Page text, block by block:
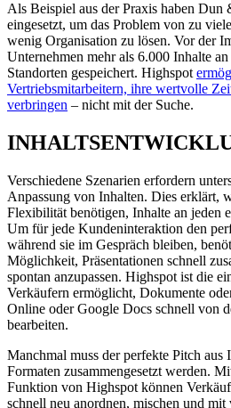
Als Beispiel aus der Praxis haben Dun
eingesetzt, um das Problem von zu
wenig Organisation zu lösen. Vor der
Unternehmen mehr als 6.000 Inhalte
Standorten gespeichert. Highspot
Vertriebsmitarbeitern, ihre wertvolle
verbringen – nicht mit der Suche.
Verschiedene Szenarien erfordern
Anpassung von Inhalten. Dies erklärt,
Flexibilität benötigen, Inhalte an jeden
Um für jede Kundeninteraktion den
während sie im Gespräch bleiben,
Möglichkeit, Präsentationen schnell
spontan anzupassen. Highspot ist die
Verkäufern ermöglicht, Dokumente
Online oder Google Docs schnell von
bearbeiten.
Manchmal muss der perfekte Pitch aus
Formaten zusammengesetzt werden.
Funktion von Highspot können
schnell neu anordnen, mischen und mit